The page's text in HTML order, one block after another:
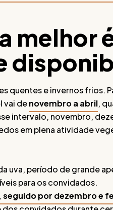
melhor
quentes e invernos frios.
vai denovembro a abril,
intervalo, novembro,
em plena atividade
uva, período de grande
para os convidados.
seguido por dezembro e